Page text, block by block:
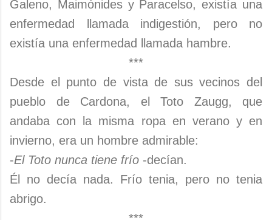
Galeno, Maimónides y Paracelso, existía una
enfermedad llamada indigestión, pero no
existía una enfermedad llamada hambre.
***
Desde el punto de vista de sus vecinos del
pueblo de Cardona, el Toto Zaugg, que
andaba con la misma ropa en verano y en
invierno, era un hombre admirable:
-El Toto nunca tiene frío -decían.
Él no decía nada. Frío tenia, pero no tenia
abrigo.